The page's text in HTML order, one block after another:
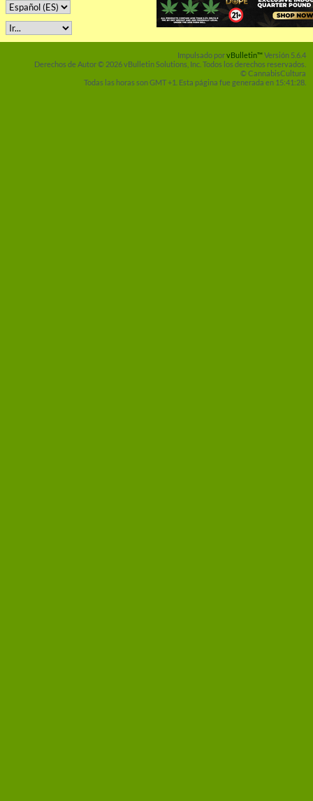
Impulsado porvBulletin™Versión 5.6.4
Derechos de Autor © 2026 vBulletin Solutions, Inc. Todos los derechos reservados.
© CannabisCultura
Todas las horas son GMT +1. Esta página fue generada en 15:41:28.